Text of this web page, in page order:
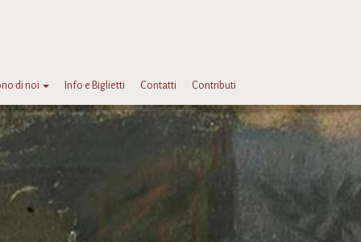
di noi Info e Biglietti Contatti Contributi